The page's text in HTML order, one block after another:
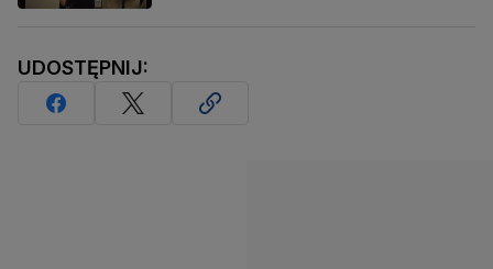
UDOSTĘPNIJ: